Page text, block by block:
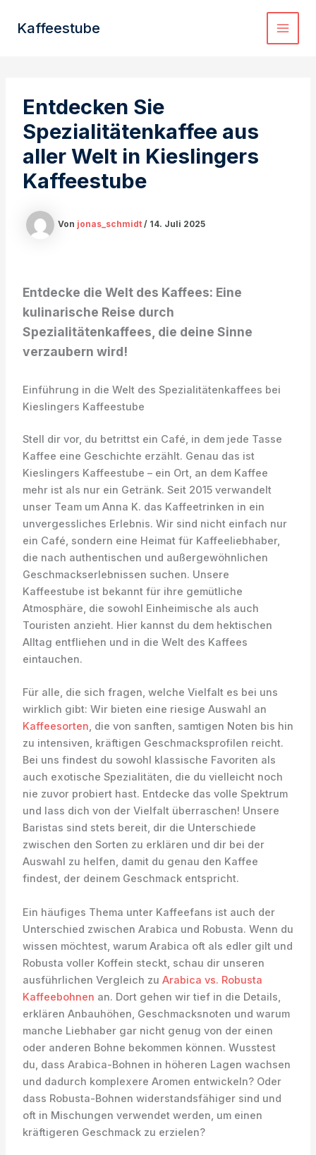
InhaltKaffeestube
Entdecken Sie
Spezialitätenkaffee aus
aller Welt in Kieslingers
Kaffeestube
Von jonas_schmidt / 14. Juli 2025
Entdecke die Welt des Kaffees: Eine
kulinarische Reise durch
Spezialitätenkaffees, die deine Sinne
verzaubern wird!
Einführung in die Welt des Spezialitätenkaffees bei
Kieslingers Kaffeestube
Stell dir vor, du betrittst ein Café, in dem jede Tasse
Kaffee eine Geschichte erzählt. Genau das ist
Kieslingers Kaffeestube – ein Ort, an dem Kaffee
mehr ist als nur ein Getränk. Seit 2015 verwandelt
unser Team um Anna K. das Kaffeetrinken in ein
unvergessliches Erlebnis. Wir sind nicht einfach nur
ein Café, sondern eine Heimat für Kaffeeliebhaber,
die nach authentischen und außergewöhnlichen
Geschmackserlebnissen suchen. Unsere
Kaffeestube ist bekannt für ihre gemütliche
Atmosphäre, die sowohl Einheimische als auch
Touristen anzieht. Hier kannst du dem hektischen
Alltag entfliehen und in die Welt des Kaffees
eintauchen.
Für alle, die sich fragen, welche Vielfalt es bei uns
wirklich gibt: Wir bieten eine riesige Auswahl an
Kaffeesorten, die von sanften, samtigen Noten bis hin
zu intensiven, kräftigen Geschmacksprofilen reicht.
Bei uns findest du sowohl klassische Favoriten als
auch exotische Spezialitäten, die du vielleicht noch
nie zuvor probiert hast. Entdecke das volle Spektrum
und lass dich von der Vielfalt überraschen! Unsere
Baristas sind stets bereit, dir die Unterschiede
zwischen den Sorten zu erklären und dir bei der
Auswahl zu helfen, damit du genau den Kaffee
findest, der deinem Geschmack entspricht.
Ein häufiges Thema unter Kaffeefans ist auch der
Unterschied zwischen Arabica und Robusta. Wenn du
wissen möchtest, warum Arabica oft als edler gilt und
Robusta voller Koffein steckt, schau dir unseren
ausführlichen Vergleich zu Arabica vs. Robusta
Kaffeebohnen an. Dort gehen wir tief in die Details,
erklären Anbauhöhen, Geschmacksnoten und warum
manche Liebhaber gar nicht genug von der einen
oder anderen Bohne bekommen können. Wusstest
du, dass Arabica-Bohnen in höheren Lagen wachsen
und dadurch komplexere Aromen entwickeln? Oder
dass Robusta-Bohnen widerstandsfähiger sind und
oft in Mischungen verwendet werden, um einen
kräftigeren Geschmack zu erzielen?